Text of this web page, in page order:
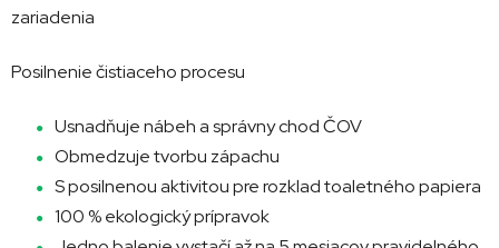
zariadenia
Posilnenie čistiaceho procesu
Usnadňuje nábeh a správny chod ČOV
Obmedzuje tvorbu zápachu
S posilnenou aktivitou pre rozklad toaletného papiera
100 % ekologický prípravok